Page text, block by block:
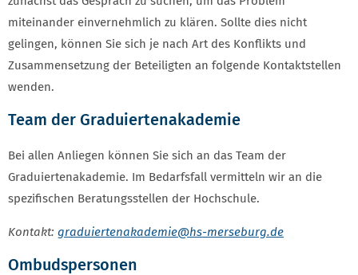
miteinander einvernehmlich zu klären. Sollte dies nicht
gelingen, können Sie sich je nach Art des Konflikts und
Zusammensetzung der Beteiligten an folgende Kontaktstellen
wenden.
Team der Graduiertenakademie
Bei allen Anliegen können Sie sich an das Team der
Graduiertenakademie. Im Bedarfsfall vermitteln wir an die
spezifischen Beratungsstellen der Hochschule.
Kontakt: graduiertenakademie@hs-merseburg.de
Ombudspersonen